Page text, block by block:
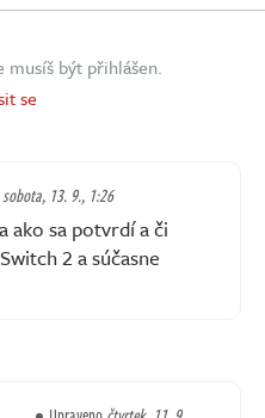
musíš být přihlášen.
se
sobota, 13. 9., 1:26
ako sa potvrdí a či
2 a súčasne